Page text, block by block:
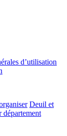
d’utilisation
Deuil et
département